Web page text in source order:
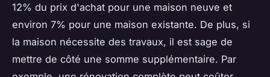
12% du prix d'achat pour une maison neuve et
environ 7% pour une maison existante. De plus, si
la maison nécessite des travaux, il est sage de
mettre de côté une somme supplémentaire. Par